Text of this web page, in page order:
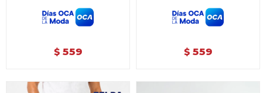
$ 559 $ 559